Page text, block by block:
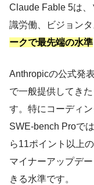
Claude Fable 5は
識労働、ビジョンタ
ークで最先端の水準
Anthropicの公式発
で一般提供してき
す。特にコーディ
SWE-bench Proで
ら11ポイント以上
マイナーアップデ
きる水準です。